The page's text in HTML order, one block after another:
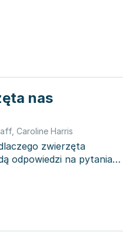
nas
Caroline Harris
zwierzęta
odpowiedzi na pytania